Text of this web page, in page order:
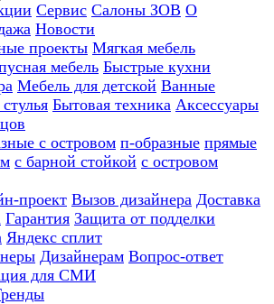
Сервис Салоны ЗОВ О
Новости
проекты Мягкая мебель
мебель Быстрые кухни
Мебель для детской Ванные
Бытовая техника Аксессуары
с островом п-образные прямые
с барной стойкой с островом
проект Вызов дизайнера Доставка
Гарантия Защита от подделки
Яндекс сплит
Дизайнерам Вопрос-ответ
для СМИ